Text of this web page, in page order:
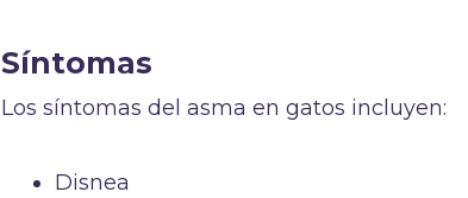
Síntomas
Los síntomas del asma en gatos incluyen:
Disnea